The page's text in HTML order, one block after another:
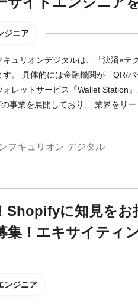
ジニア
ュリオンデジタルは、「決済×テ
。 具体的には金融機関が「QR/
レットサービス『Wallet Station
事業を展開しており、 業界をリ
フキュリオン デジタル
Shopifyに知見を
集！エキサイティ
ンジニア